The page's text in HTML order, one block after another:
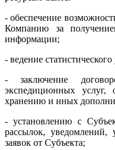
- обеспечение
Компанию за
информации;
- ведение
- заключение
экспедиционных услуг,
хранению и иных
- установлению с
рассылок,
заявок от Субъекта;